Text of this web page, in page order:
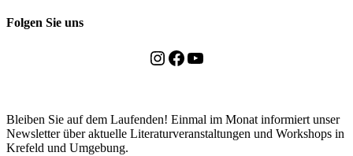
Folgen Sie uns
Instagram
Facebook
YouTube
Bleiben Sie auf dem Laufenden! Einmal im Monat informiert unser
Newsletter über aktuelle Literaturveranstaltungen und Workshops in
Krefeld und Umgebung.